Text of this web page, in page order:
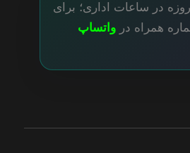
در ساعات اداری؛ برای
همراه در واتساپ